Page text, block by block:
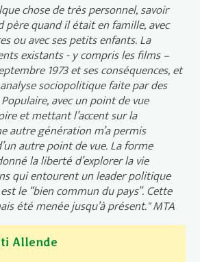
chose de très personnel, savoir
quand il était en famille, avec
ou avec ses petits enfants. La
existants - y compris les films –
1973 et ses conséquences, et
sociopolitique faite par des
avec un point de vue
et mettant l’accent sur la
autre génération m’a permis
autre point de vue. La forme
la liberté d’explorer la vie
qui entourent un leader politique
le “bien commun du pays”. Cette
été menée jusqu’à présent." MTA
Allende